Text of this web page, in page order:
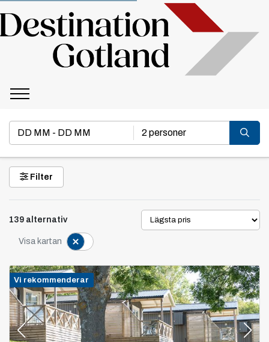
DD MM - DD MM 2 personer
Filter
139 alternativ
Visa kartan
Vi rekommenderar